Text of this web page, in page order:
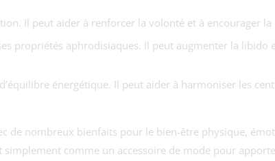
Il peut aider à renforcer la volonté et à encourager
propriétés aphrodisiaques. Il peut augmenter la libido
énergétique. Il peut aider à harmoniser les
de nombreux bienfaits pour le bien-être physique,
comme un accessoire de mode pour